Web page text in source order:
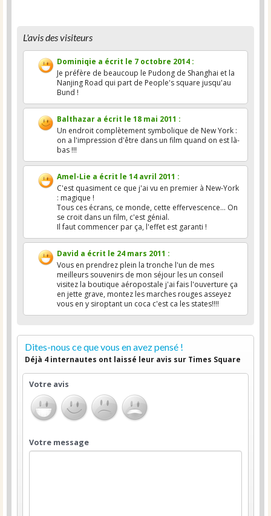
L'avis des visiteurs
Dominiqie a écrit le 7 octobre 2014 :
Je préfère de beaucoup le Pudong de Shanghai et la
Nanjing Road qui part de People's square jusqu'au
Bund !
Balthazar a écrit le 18 mai 2011 :
Un endroit complètement symbolique de New York :
on a l'impression d'être dans un film quand on est là-
bas !!!
Amel-Lie a écrit le 14 avril 2011 :
C'est quasiment ce que j'ai vu en premier à New-York
: magique !
Tous ces écrans, ce monde, cette effervescence... On
se croit dans un film, c'est génial.
Il faut commencer par ça, l'effet est garanti !
David a écrit le 24 mars 2011 :
Vous en prendrez plein la tronche l'un de mes
meilleurs souvenirs de mon séjour les un conseil
visitez la boutique aéropostale j'ai fais l'ouverture ça
en jette grave, montez les marches rouges asseyez
vous en y siroptant un coca c'est ca les states!!!!
Dites-nous ce que vous en avez pensé !
Déjà 4 internautes ont laissé leur avis sur Times Square
Votre avis
Votre message